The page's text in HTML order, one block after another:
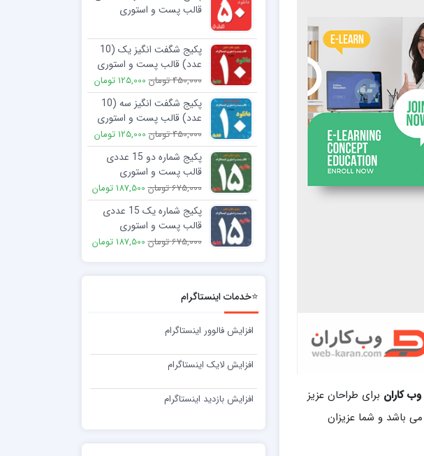
وب کاران برای طراحان عزیز
می باشد و شما عزیزان
قالب پست و استوری
2,250,000 تومان 299,000 تومان
پکیج شگفت انگیز یک (10
عدد) قالب پست و استوری
اینستاگرام
450,000 تومان 125,000 تومان
پکیج شگفت انگیز سه (10
عدد) قالب پست و استوری
اینستاگرام
450,000 تومان 125,000 تومان
پکیج شماره دو 15 عددی
قالب پست و استوری
اینستاگرام
675,000 تومان 187,500 تومان
پکیج شماره یک 15 عددی
قالب پست و استوری
اینستاگرام
675,000 تومان 187,500 تومان
⭐خدمات اینستاگرام
افزایش فالوور اینستاگرام
افزایش لایک اینستاگرام
افزایش بازدید اینستاگرام